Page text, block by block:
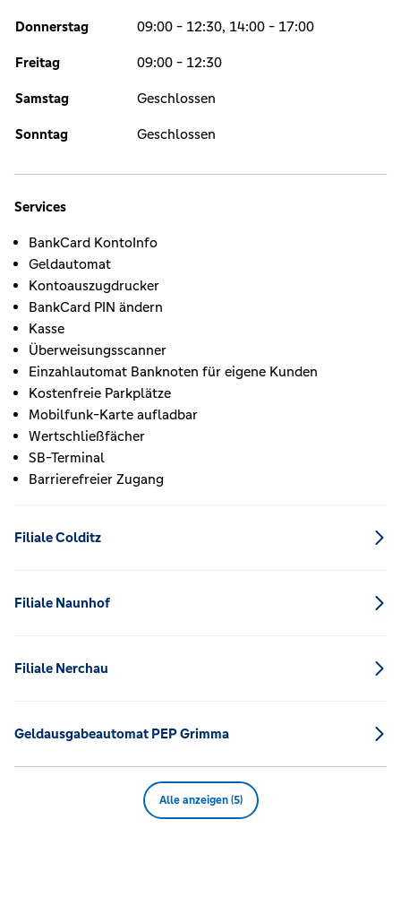
Donnerstag 09:00 - 12:30, 14:00 - 17:00
Freitag 09:00 - 12:30
Samstag Geschlossen
Sonntag Geschlossen
Services
BankCard KontoInfo
Geldautomat
Kontoauszugdrucker
BankCard PIN ändern
Kasse
Überweisungsscanner
Einzahlautomat Banknoten für eigene Kunden
Kostenfreie Parkplätze
Mobilfunk-Karte aufladbar
Wertschließfächer
SB-Terminal
Barrierefreier Zugang
Filiale Colditz
Filiale Naunhof
Filiale Nerchau
Geldausgabeautomat PEP Grimma
Alle anzeigen (5)